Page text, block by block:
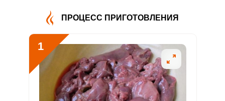
Витамин
В5
Витамин
В6
5.6 мг 2 мг 23.5 70.5
Витамин
15.4 мкг 400 мкг 0.3
ПРОЦЕСС ПРИГОТОВЛЕНИЯ
1